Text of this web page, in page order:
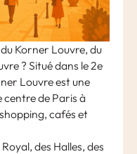
Korner Louvre, du
? Situé dans le 2e
Louvre est une
centre de Paris à
cafés et
des Halles, des